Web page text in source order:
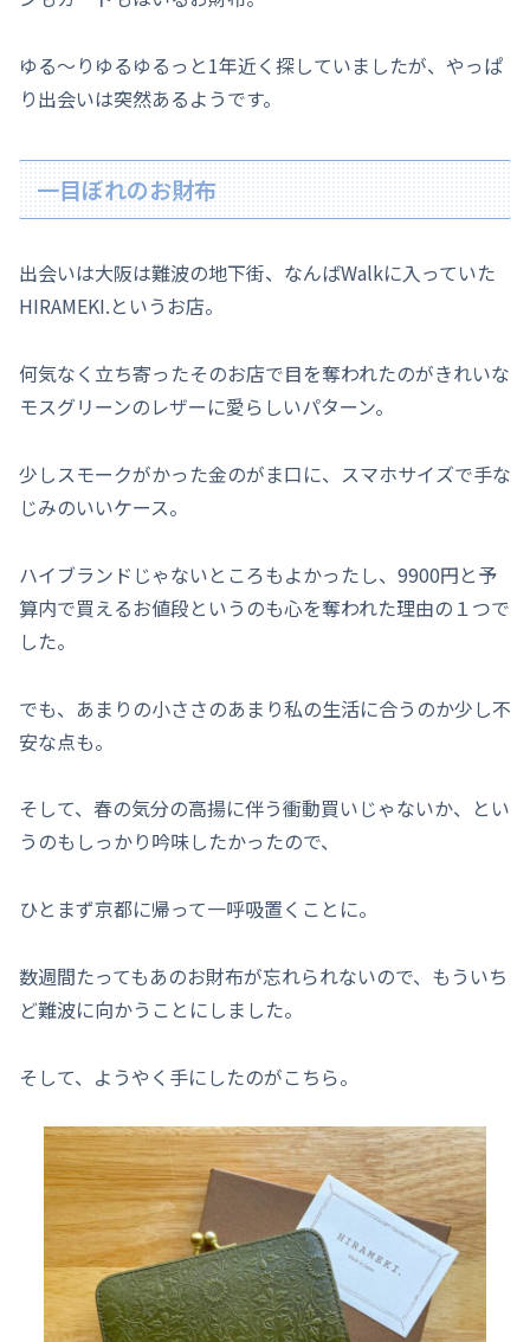
ゆる～りゆるゆるっと1年近く探していましたが、やっぱ
り出会いは突然あるようです。
一目ぼれのお財布
出会いは大阪は難波の地下街、なんばWalkに入っていた
HIRAMEKI.というお店。
何気なく立ち寄ったそのお店で目を奪われたのがきれいな
モスグリーンのレザーに愛らしいパターン。
少しスモークがかった金のがま口に、スマホサイズで手な
じみのいいケース。
ハイブランドじゃないところもよかったし、9900円と予
算内で買えるお値段というのも心を奪われた理由の１つで
した。
でも、あまりの小ささのあまり私の生活に合うのか少し不
安な点も。
そして、春の気分の高揚に伴う衝動買いじゃないか、とい
うのもしっかり吟味したかったので、
ひとまず京都に帰って一呼吸置くことに。
数週間たってもあのお財布が忘れられないので、もういち
ど難波に向かうことにしました。
そして、ようやく手にしたのがこちら。